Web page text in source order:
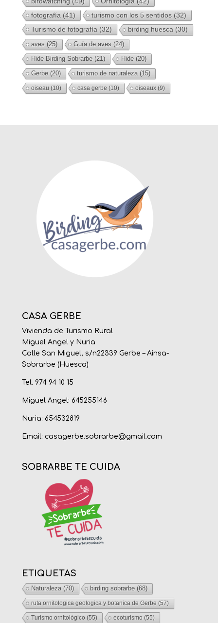
fotografía(41) turismo con los 5 sentidos(32)
Turismo de fotografía(32) birding huesca(30)
aves (25) Guía de aves (24)
Hide Birding Sobrarbe(21) Hide(20)
Gerbe(20) turismo de naturaleza(15)
oiseau (10) casa gerbe (10) oiseaux(9)
CASA GERBE
Vivienda de Turismo Rural
Miguel Angel y Nuria
Calle San Miguel, s/n22339 Gerbe – Ainsa-
Sobrarbe (Huesca)
Tel. 974 94 10 15
Miguel Angel: 645255146
Nuria: 654532819
Email: casagerbe.sobrarbe@gmail.com
SOBRARBE TE CUIDA
ETIQUETAS
Naturaleza(70) birding sobrarbe(68)
ruta ornitologica geologica y botanica de Gerbe (57)
Turismo ornitológico (55) ecoturismo (55)